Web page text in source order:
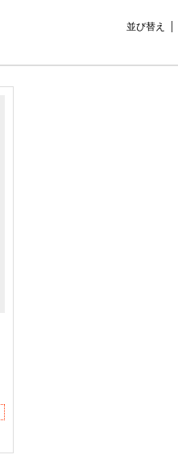
並び替え